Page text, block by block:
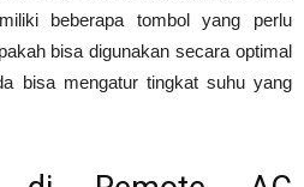
beberapa tombol yang perlu
bisa digunakan secara optimal
bisa mengatur tingkat suhu yang